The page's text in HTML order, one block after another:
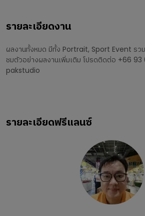
รายละเอียดงาน
ผลงานทั้งหมด มีทั้ง Portrait, Sport Event รว
ชมตัวอย่างผลงานเพิ่มเติม โปรดติดต่อ +66
pakstudio
รายละเอียดฟรีแลนซ์